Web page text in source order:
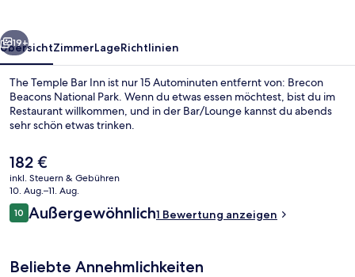
Doppelzimmer | Terrasse/Patio
Weiter
19+
ÜbersichtZimmerLageRichtlinien
The Temple Bar Inn ist nur 15 Autominuten entfernt von: Brecon
Beacons National Park. Wenn du etwas essen möchtest, bist du im
Restaurant willkommen, und in der Bar/Lounge kannst du abends
sehr schön etwas trinken.
Der
aktuelle
Preis
beträgt
182 €.
182 €
inkl. Steuern & Gebühren
10. Aug.–11. Aug.
Bewertungen
1010 von 10.
Außergewöhnlich1 Bewertung anzeigen
Beliebte Annehmlichkeiten